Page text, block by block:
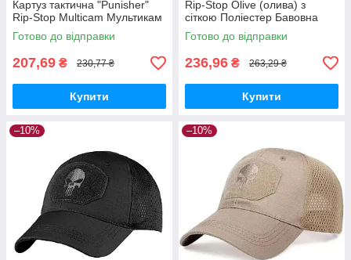
Картуз тактична "Punisher"
Rip-Stop Multicam Мультикам
Поліестер Бавовна
Готово до відправки
207,69 ₴ 230,77 ₴
Купити
Rip-Stop Olive (олива) з
сіткою Поліестер Бавовна
Готово до відправки
236,96 ₴ 263,29 ₴
Купити
–10% –10%